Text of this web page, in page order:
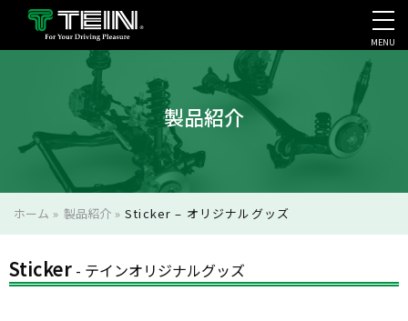
会社案内・採用・IR
MENU
製品紹介
ホーム » 製品紹介»Sticker – オリジナルグッズ
Sticker